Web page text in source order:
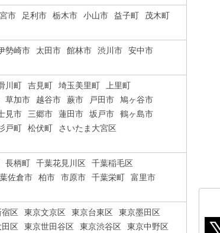
市 足利市 栃木市 小山市 益子町
茂木町
勢崎市 太田市 館林市 渋川市
安中市
川町 吉見町 埼玉美里町
上里町
草加市 越谷市 蕨市 戸田市
鳩ヶ谷市
見市 三郷市 蓮田市 坂戸市
鶴ヶ島市
戸町 松伏町
さいたま大宮区
長柄町 千葉花見川区
千葉稲毛区
佐倉市 柏市 市原市 千葉栄町
富里市
宿区 東京文京区 東京台東区
東京墨田区
田区 東京世田谷区 東京渋谷区
東京中野区